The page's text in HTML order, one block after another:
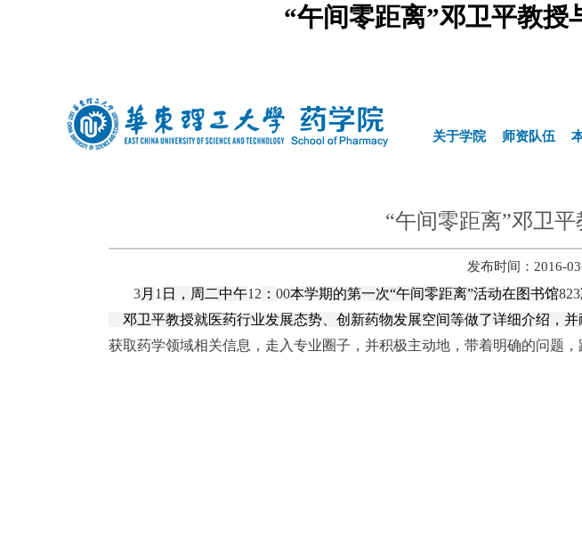
“午间零距离”邓卫平教
关于学院 师资队伍
“午间零距离”邓卫
发布时间：2016-
3月 1 日，周二中午12 ： 00本学期的第一次“午间零距离”活动在图书馆823
邓卫平教授就医药行业发展态势、创新药物发展空间等做了详细介绍，
获取药学领域相关信息，走入专业圈子，并积极主动地，带着明确的问题，